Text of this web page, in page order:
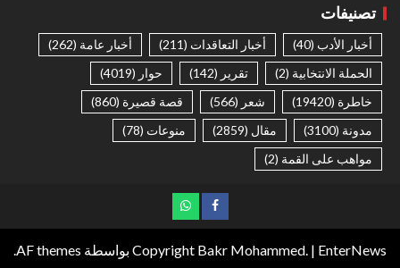
تصنيفات
أخبار الأدب (40) أخبار التعاقدات (211) أخبار عامة (262)
الحملة الانتخابية (2) تقرير (142) حوار (4019)
خاطرة (19420) شعر (566) قصة قصيرة (860)
مدونة (3100) مقال (2859) منوعات (78)
مواهب على القمة (2)
Copyright Bakr Mohammed. | EnterNews بواسطة AF themes.